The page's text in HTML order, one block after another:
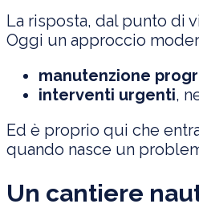
La risposta, dal punto di
Oggi un approccio
manutenzione
interventi urgenti,
Ed è proprio qui che
quando nasce un
Un cantiere